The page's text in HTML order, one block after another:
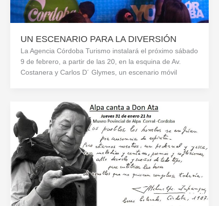
UN ESCENARIO PARA LA DIVERSIÓN
La Agencia Córdoba Turismo instalará el próximo sábado
9 de febrero, a partir de las 20, en la esquina de Av.
Costanera y Carlos D´ Glymes, un escenario móvil